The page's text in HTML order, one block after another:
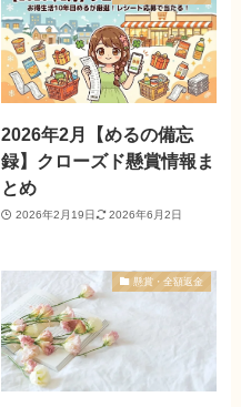
2026年2月【めるの備忘
録】クローズド懸賞情報ま
とめ
2026年2月19日 2026年6月2日
懸賞・全額返金